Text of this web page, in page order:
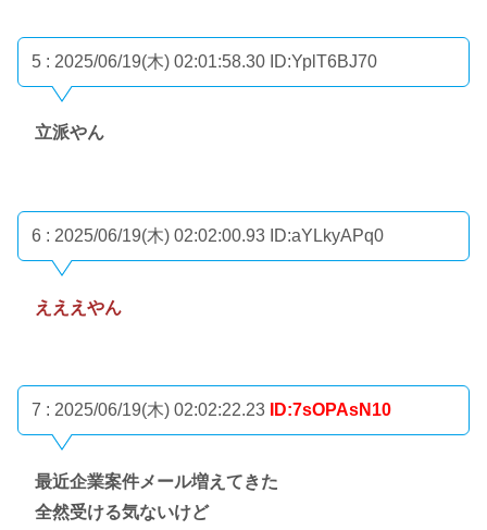
5 : 2025/06/19(木) 02:01:58.30 ID:YplT6BJ70
立派やん
6 : 2025/06/19(木) 02:02:00.93 ID:aYLkyAPq0
えええやん
7 : 2025/06/19(木) 02:02:22.23 ID:7sOPAsN10
最近企業案件メール増えてきた
全然受ける気ないけど